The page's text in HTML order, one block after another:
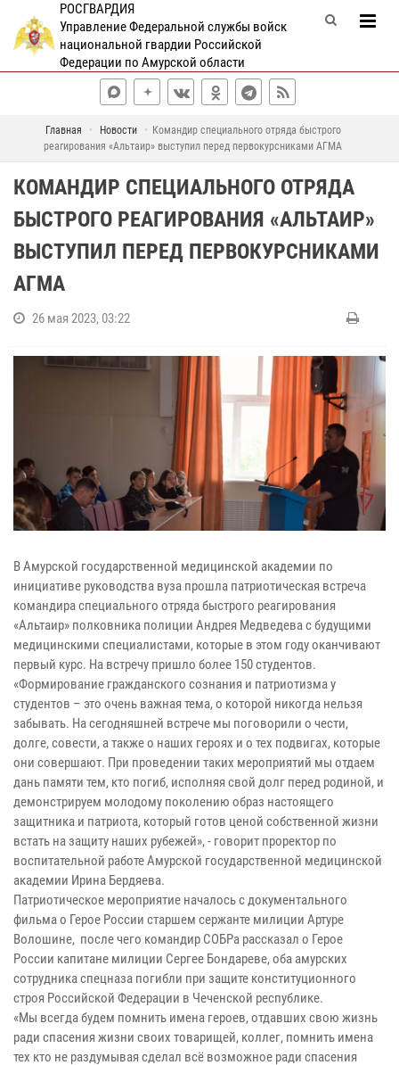
РОСГВАРДИЯ
Управление Федеральной службы войск
национальной гвардии Российской
Федерации по Амурской области
Главная Новости
Командир специального отряда быстрого
реагирования «Альтаир» выступил перед первокурсниками АГМА
КОМАНДИР СПЕЦИАЛЬНОГО ОТРЯДА
БЫСТРОГО РЕАГИРОВАНИЯ «АЛЬТАИР»
ВЫСТУПИЛ ПЕРЕД ПЕРВОКУРСНИКАМИ
АГМА
26 мая 2023, 03:22
В Амурской государственной медицинской академии по
инициативе руководства вуза прошла патриотическая встреча
командира специального отряда быстрого реагирования
«Альтаир» полковника полиции Андрея Медведева с будущими
медицинскими специалистами, которые в этом году оканчивают
первый курс. На встречу пришло более 150 студентов.
«Формирование гражданского сознания и патриотизма у
студентов – это очень важная тема, о которой никогда нельзя
забывать. На сегодняшней встрече мы поговорили о чести,
долге, совести, а также о наших героях и о тех подвигах, которые
они совершают. При проведении таких мероприятий мы отдаем
дань памяти тем, кто погиб, исполняя свой долг перед родиной, и
демонстрируем молодому поколению образ настоящего
защитника и патриота, который готов ценой собственной жизни
встать на защиту наших рубежей», - говорит проректор по
воспитательной работе Амурской государственной медицинской
академии Ирина Бердяева.
Патриотическое мероприятие началось с документального
фильма о Герое России старшем сержанте милиции Артуре
Волошине, после чего командир СОБРа рассказал о Герое
России капитане милиции Сергее Бондареве, оба амурских
сотрудника спецназа погибли при защите конституционного
строя Российской Федерации в Чеченской республике.
«Мы всегда будем помнить имена героев, отдавших свою жизнь
ради спасения жизни своих товарищей, коллег, помнить имена
тех кто не раздумывая сделал всё возможное ради спасения